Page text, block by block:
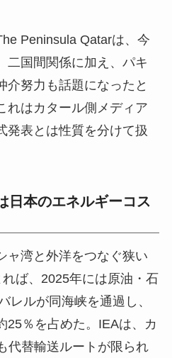
Peninsula Qatarは、今
二国間関係に加え、パキ
介努力も話題になったと
れはカタール側メディア
発表とは性質を分けて扱
日本のエネルギーコス
ャ湾と外洋をつなぐ狭い
ば、2025年には原油・石
レルが同海峡を通過し、
25％を占めた。IEAは、カ
代替輸送ルートが限られ